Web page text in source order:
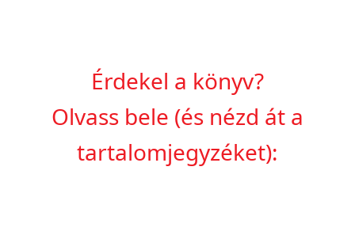
Érdekel a könyv?
Olvass bele (és nézd át a
tartalomjegyzéket):